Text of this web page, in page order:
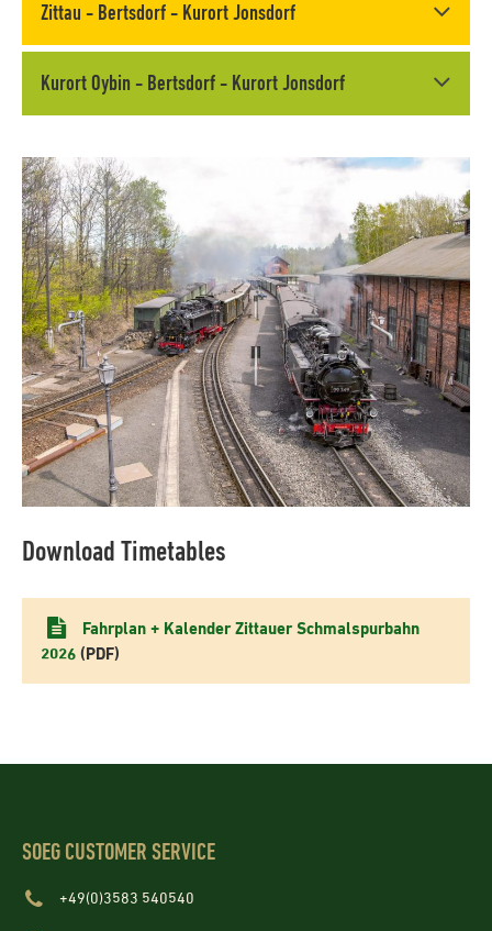
Zittau - Bertsdorf - Kurort Jonsdorf
Kurort Oybin - Bertsdorf - Kurort Jonsdorf
Download Timetables
Fahrplan + Kalender Zittauer Schmalspurbahn
2026 (PDF)
SOEG CUSTOMER SERVICE
+49(0)3583 540540